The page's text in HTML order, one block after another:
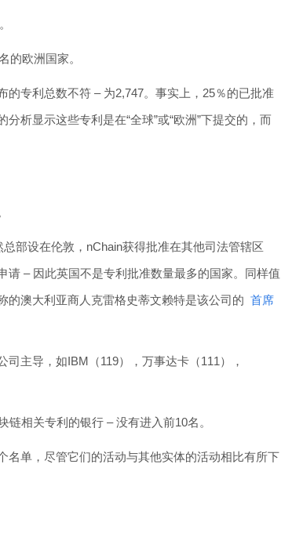
的欧洲国家。
的专利总数不符 – 为2,747。事实上，25％的已批准
析显示这些专利是在“全球”或“欧洲”下提交的，而
部设在伦敦，nChain获得批准在其他司法管辖区
请 – 因此英国不是专利批准数量最多的国家。同样值
的澳大利亚商人克雷格史蒂文赖特是该公司的 首席
主导，如IBM（119），万事达卡（111），
链相关专利的银行 – 没有进入前10名。
名单，尽管它们的活动与其他实体的活动相比有所下